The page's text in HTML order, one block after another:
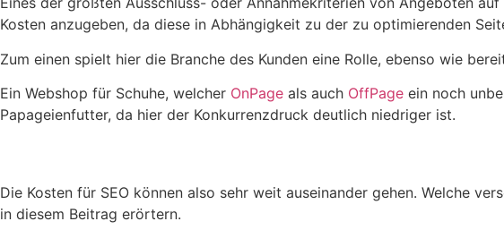
Kosten anzugeben, da diese in Abhängigkeit zu der zu optimierenden
Zum einen spielt hier die Branche des Kunden eine Rolle, ebenso wie
Ein Webshop für Schuhe, welcher OnPage als auch OffPage ein noch
Papageienfutter, da hier der Konkurrenzdruck deutlich niedriger ist.
Die Kosten für SEO können also sehr weit auseinander gehen. Welche
in diesem Beitrag erörtern.